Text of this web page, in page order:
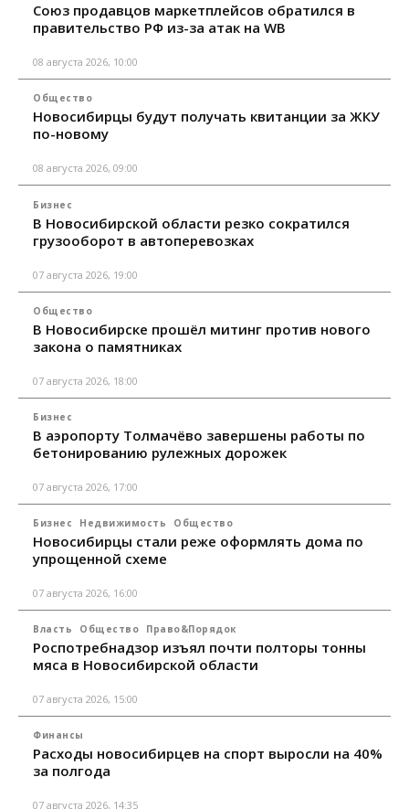
Союз продавцов маркетплейсов обратился в
правительство РФ из-за атак на WB
08 августа 2026, 10:00
Общество
Новосибирцы будут получать квитанции за ЖКУ
по-новому
08 августа 2026, 09:00
Бизнес
В Новосибирской области резко сократился
грузооборот в автоперевозках
07 августа 2026, 19:00
Общество
В Новосибирске прошёл митинг против нового
закона о памятниках
07 августа 2026, 18:00
Бизнес
В аэропорту Толмачёво завершены работы по
бетонированию рулежных дорожек
07 августа 2026, 17:00
Бизнес Недвижимость Общество
Новосибирцы стали реже оформлять дома по
упрощенной схеме
07 августа 2026, 16:00
Власть Общество Право&Порядок
Роспотребнадзор изъял почти полторы тонны
мяса в Новосибирской области
07 августа 2026, 15:00
Финансы
Расходы новосибирцев на спорт выросли на 40%
за полгода
07 августа 2026, 14:35